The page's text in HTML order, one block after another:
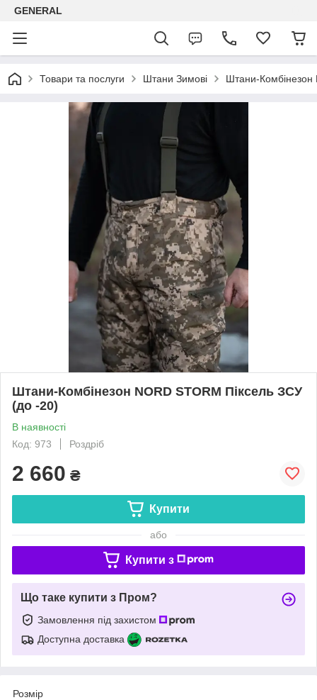
GENERAL
Товари та послуги Штани Зимові Штани-Комбінезон
Штани-Комбінезон NORD STORM Піксель ЗСУ
(до -20)
В наявності
Код: 973
Роздріб
2 660 ₴
Купити
або
Купити з
Що таке купити з Пром?
Замовлення під захистом
Доступна доставка
Розмір